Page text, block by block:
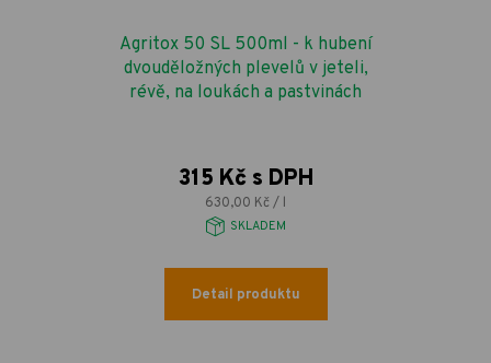
Agritox 50 SL 500ml - k hubení
dvouděložných plevelů v jeteli,
révě, na loukách a pastvinách
315 Kč s DPH
630,00 Kč / l
SKLADEM
Detail produktu